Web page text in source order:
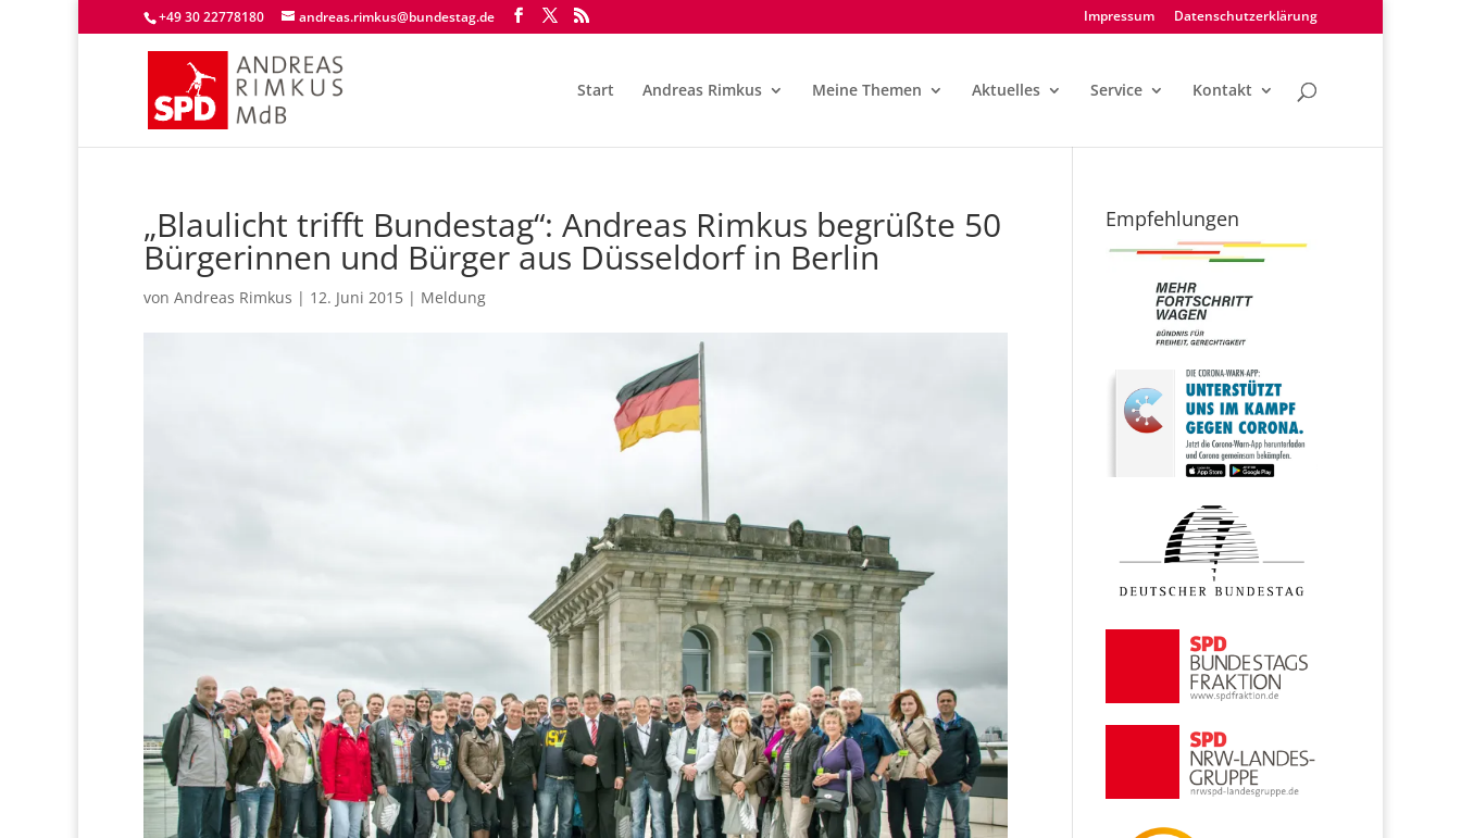
+49 30 22778180 andreas.rimkus@bundestag.de Impressum Datenschutzerklärung
Start Andreas Rimkus Meine Themen Aktuelles Service Kontakt
„Blaulicht trifft Bundestag“: Andreas Rimkus begrüßte 50
Bürgerinnen und Bürger aus Düsseldorf in Berlin
von Andreas Rimkus | 12. Juni 2015 | Meldung
Empfehlungen